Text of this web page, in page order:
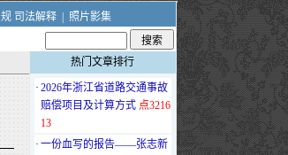
司法解释|
照片影集
热门文章排行
· 2026年浙江省道路交通事故
赔偿项目及计算方式 点3216
13
· 一份血写的报告——张志新